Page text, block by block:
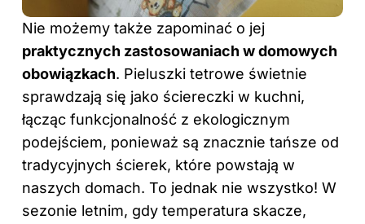
Nie możemy także zapominać o jej
praktycznych zastosowaniach w domowych
obowiązkach. Pieluszki tetrowe świetnie
sprawdzają się jako ściereczki w kuchni,
łącząc funkcjonalność z ekologicznym
podejściem, ponieważ są znacznie tańsze od
tradycyjnych ścierek, które powstają w
naszych domach. To jednak nie wszystko! W
sezonie letnim, gdy temperatura skacze,